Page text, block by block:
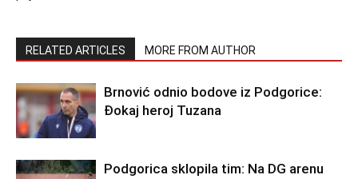
RELATED ARTICLES MORE FROM AUTHOR
Brnović odnio bodove iz Podgorice:
Đokaj heroj Tuzana
Podgorica sklopila tim: Na DG arenu